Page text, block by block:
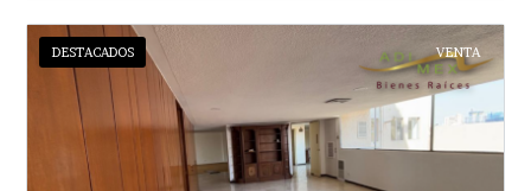
DESTACADOS VENTA